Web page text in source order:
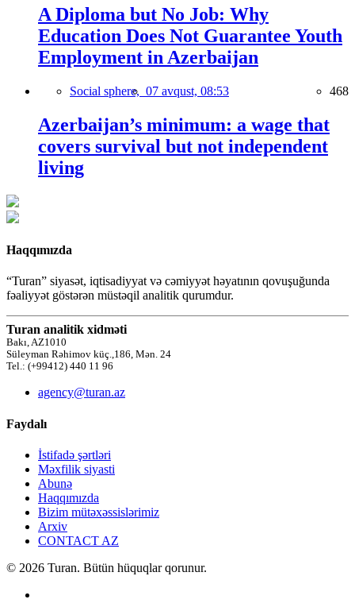
A Diploma but No Job: Why
Education Does Not Guarantee Youth
Employment in Azerbaijan
Social sphere, 07 avqust, 08:53 468
Azerbaijan’s minimum: a wage that
covers survival but not independent
living
Haqqımızda
“Turan” siyasət, iqtisadiyyat və cəmiyyət həyatının qovuşuğunda
fəaliyyət göstərən müstəqil analitik qurumdur.
Turan analitik xidməti
Bakı, AZ1010
Süleyman Rəhimov küç.,186, Mən. 24
Tel.: (+99412) 440 11 96
agency@turan.az
Faydalı
İstifadə şərtləri
Məxfilik siyasti
Abunə
Haqqımızda
Bizim mütəxəssislərimiz
Arxiv
CONTACT AZ
© 2026 Turan. Bütün hüquqlar qorunur.